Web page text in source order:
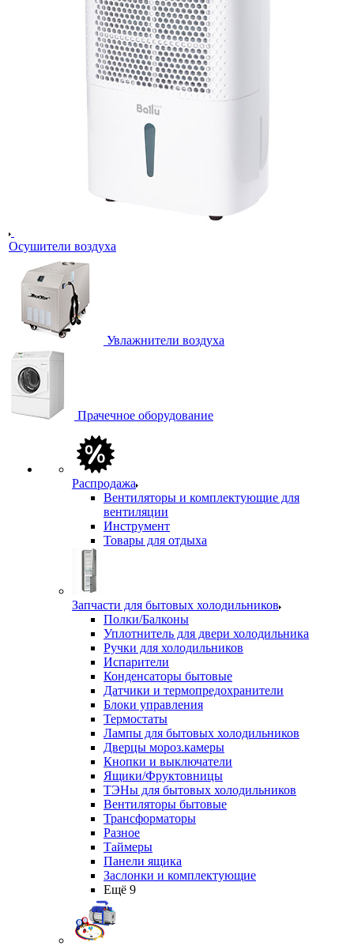
Осушители воздуха
Увлажнители воздуха
Прачечное оборудование
Распродажа
Вентиляторы и комплектующие для
вентиляции
Инструмент
Товары для отдыха
Запчасти для бытовых холодильников
Полки/Балконы
Уплотнитель для двери холодильника
Ручки для холодильников
Испарители
Конденсаторы бытовые
Датчики и термопредохранители
Блоки управления
Термостаты
Лампы для бытовых холодильников
Дверцы мороз.камеры
Кнопки и выключатели
Ящики/Фруктовницы
ТЭНы для бытовых холодильников
Вентиляторы бытовые
Трансформаторы
Разное
Таймеры
Панели ящика
Заслонки и комплектующие
Ещё 9